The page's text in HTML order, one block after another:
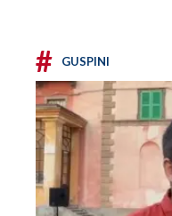
# GUSPINI